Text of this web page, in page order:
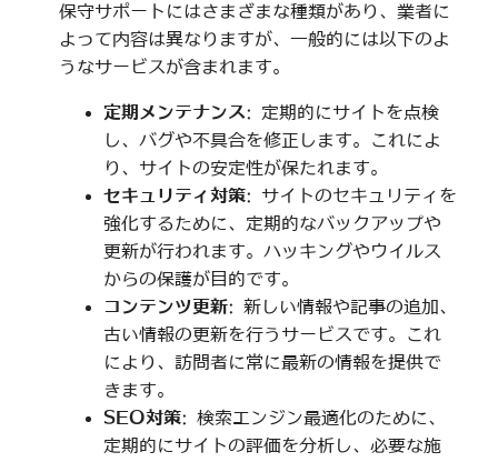
保守サポートにはさまざまな種類があり、業者に
よって内容は異なりますが、一般的には以下のよ
うなサービスが含まれます。
定期メンテナンス: 定期的にサイトを点検
し、バグや不具合を修正します。これによ
り、サイトの安定性が保たれます。
セキュリティ対策: サイトのセキュリティを
強化するために、定期的なバックアップや
更新が行われます。ハッキングやウイルス
からの保護が目的です。
コンテンツ更新: 新しい情報や記事の追加、
古い情報の更新を行うサービスです。これ
により、訪問者に常に最新の情報を提供で
きます。
SEO対策: 検索エンジン最適化のために、
定期的にサイトの評価を分析し、必要な施